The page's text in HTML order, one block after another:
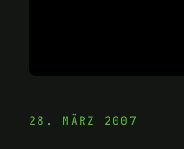
28. MÄRZ 2007